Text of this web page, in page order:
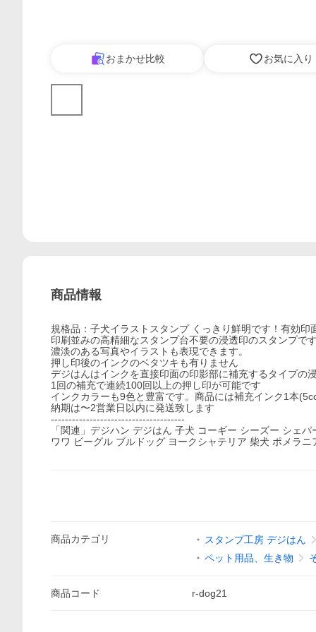
おまかせ比較 お気に入り
商品情報
規格品：子犬イラストスタンプ くっきり鮮明です！有効印
印刷並みの高精細なスタンプ台不要の浸透印のスタンプで
濃淡のある写真やイラストも表現できます。
押し印後のインクのベタツキも有りません
デジはんはインクを直接印面の印影部に補充するタイプの
1回の補充で連続100回以上の押し印が可能です
インクカラーも9色と豊富です。商品には補充インク1本
納期は〜2営業日以内に発送致します
--------------------------------------
「関連」デジハン デジはん 子犬 コーギー シーズー シェ
ワワ ビーグル ブルドッグ ヨークシャテリア 柴犬 ポメラニ
商品カテゴリ
スタンプ工房 デジはん
ペット用品、生き物
商品コード r-dog21